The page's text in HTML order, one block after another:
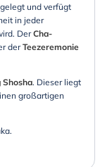
und verfügt
in jeder
DerCha-
derTeezeremonie
Shosha. Dieser liegt
großartigen